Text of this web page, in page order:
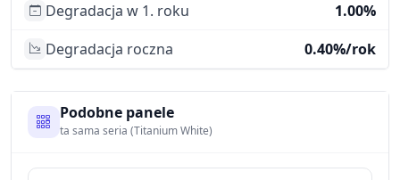
Degradacja w 1. roku
1.00%
Degradacja roczna
0.40%/rok
Podobne panele
ta sama seria (Titanium White)